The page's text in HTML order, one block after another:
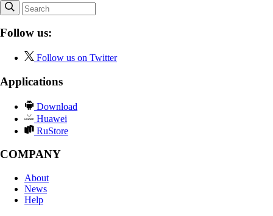
Follow us:
Follow us on Twitter
Applications
Download
Huawei
RuStore
COMPANY
About
News
Help